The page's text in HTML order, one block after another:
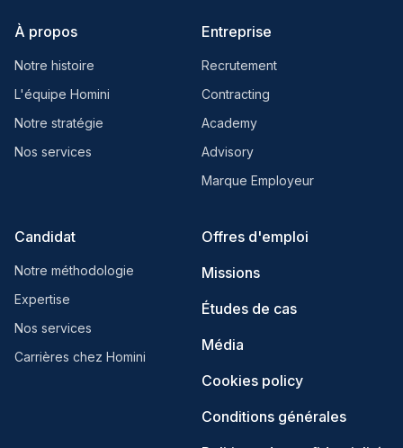
À propos
Notre histoire
L'équipe Homini
Notre stratégie
Nos services
Entreprise
Recrutement
Contracting
Academy
Advisory
Marque Employeur
Candidat
Notre méthodologie
Expertise
Nos services
Carrières chez Homini
Offres d'emploi
Missions
Études de cas
Média
Cookies policy
Conditions générales